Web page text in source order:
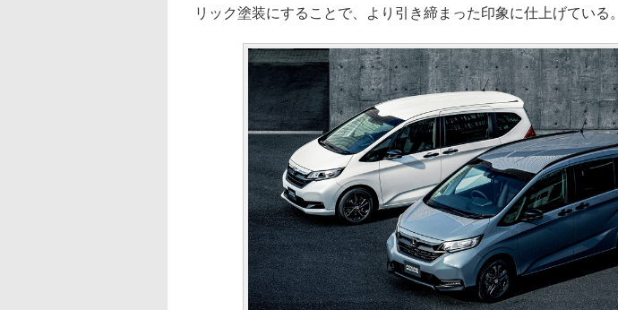
リック塗装にすることで、より引き締まった印象に仕上げている。